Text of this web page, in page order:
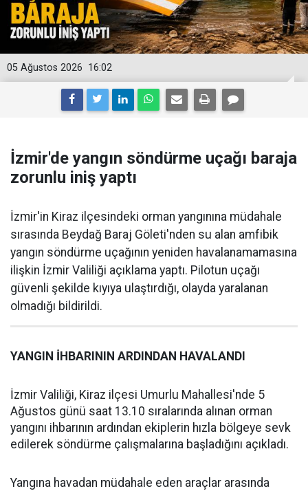
16:02
05 Ağustos 2026
İzmir'de yangın söndürme uçağı baraja
zorunlu iniş yaptı
İzmir'in Kiraz ilçesindeki orman yangınına müdahale
sırasında Beydağ Baraj Göleti'nden su alan amfibik
yangın söndürme uçağının yeniden havalanamamasına
ilişkin İzmir Valiliği açıklama yaptı. Pilotun uçağı
güvenli şekilde kıyıya ulaştırdığı, olayda yaralanan
olmadığı bildirildi.
YANGIN İHBARININ ARDINDAN HAVALANDI
İzmir Valiliği, Kiraz ilçesi Umurlu Mahallesi'nde 5
Ağustos günü saat 13.10 sıralarında alınan orman
yangını ihbarının ardından ekiplerin hızla bölgeye sevk
edilerek söndürme çalışmalarına başladığını açıkladı.
Yangına havadan müdahale eden araçlar arasında